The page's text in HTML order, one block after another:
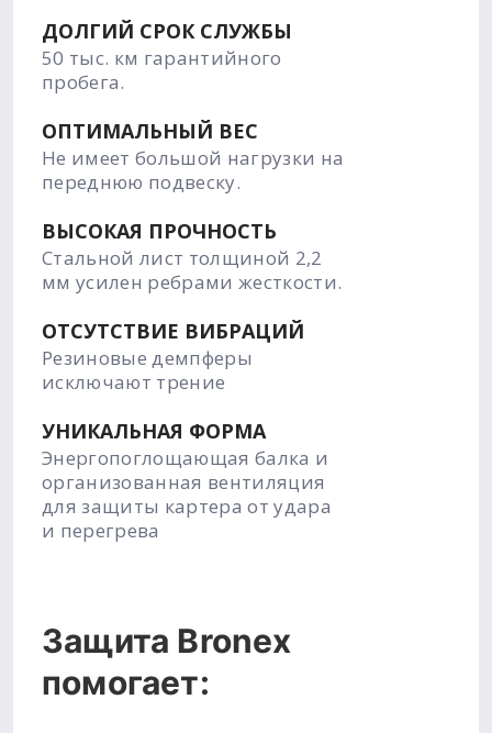
ДОЛГИЙ СРОК СЛУЖБЫ
50 тыс. км гарантийного
пробега.
ОПТИМАЛЬНЫЙ ВЕС
Не имеет большой нагрузки на
переднюю подвеску.
ВЫСОКАЯ ПРОЧНОСТЬ
Стальной лист толщиной 2,2
мм усилен ребрами жесткости.
ОТСУТСТВИЕ ВИБРАЦИЙ
Резиновые демпферы
исключают трение
УНИКАЛЬНАЯ ФОРМА
Энергопоглощающая балка и
организованная вентиляция
для защиты картера от удара
и перегрева
Защита Bronex
помогает: